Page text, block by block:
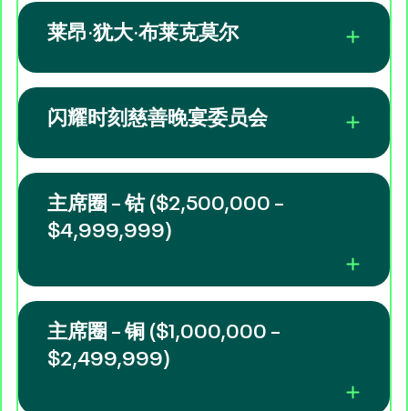
莱昂·犹大·布莱克莫尔
闪耀时刻慈善晚宴委员会
主席圈 – 钴 ($2,500,000 –
$4,999,999)
主席圈 – 铜 ($1,000,000 –
$2,499,999)